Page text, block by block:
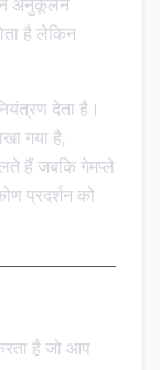
अनुकूलन
है लेकिन
देता है।
गया है,
हैं जबकि गेमप्ले
प्रदर्शन को
है जो आप